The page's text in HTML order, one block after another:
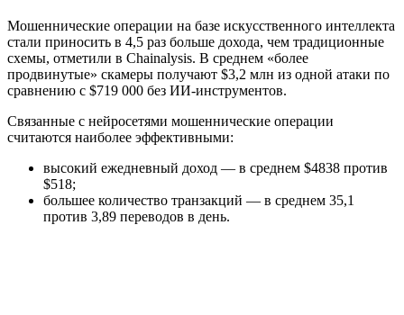
Мошеннические операции на базе искусственного интеллекта
стали приносить в 4,5 раз больше дохода, чем традиционные
схемы, отметили в Chainalysis. В среднем «более
продвинутые» скамеры получают $3,2 млн из одной атаки по
сравнению с $719 000 без ИИ-инструментов.
Связанные с нейросетями мошеннические операции
считаются наиболее эффективными:
высокий ежедневный доход — в среднем $4838 против
$518;
большее количество транзакций — в среднем 35,1
против 3,89 переводов в день.